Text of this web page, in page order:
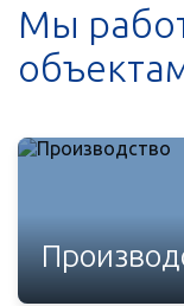
Мы